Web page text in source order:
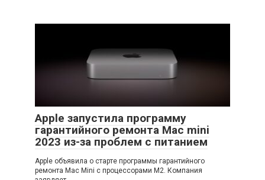
Apple запустила программу
гарантийного ремонта Mac mini
2023 из-за проблем с питанием
Apple объявила о старте программы гарантийного
ремонта Mac Mini с процессорами M2. Компания